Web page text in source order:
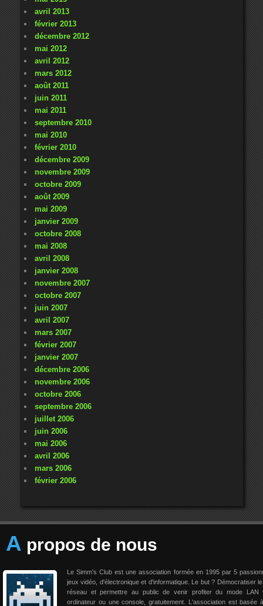
avril 2013
février 2013
décembre 2012
mai 2012
avril 2012
mars 2012
août 2011
juin 2011
mai 2011
septembre 2010
mai 2010
février 2010
décembre 2009
novembre 2009
octobre 2009
août 2009
mai 2009
janvier 2009
octobre 2008
mai 2008
avril 2008
janvier 2008
novembre 2007
octobre 2007
juin 2007
avril 2007
mars 2007
février 2007
janvier 2007
décembre 2006
novembre 2006
octobre 2006
septembre 2006
juillet 2006
juin 2006
mai 2006
avril 2006
mars 2006
février 2006
A propos de nous
Le Simm's Club est une association formée en 1995 par 5
jeux vidéo, d'électronique et d'informatique. Le but ? Démocratiser
réseau et permettre au public de venir profiter du mode LAN
ordinateur ou une console, gratuitement. L'association est basée